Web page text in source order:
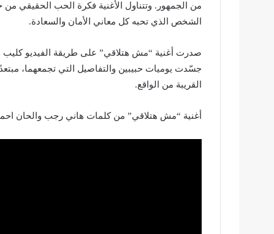
من الجمهور. وتتناول الأغنية فكرة الحب الحقيقي
الشخص الذي تحبه كل معاني الأمان والسعادة.
صدرت أغنية “مش هتلاقي” على طريقة الفيديو كليب
جسّدت يوميات حبيبين والتفاصيل التي تجمعهما،
القريبة من الواقع.
أغنية “مش هتلاقي” من كلمات هاني رجب والحان